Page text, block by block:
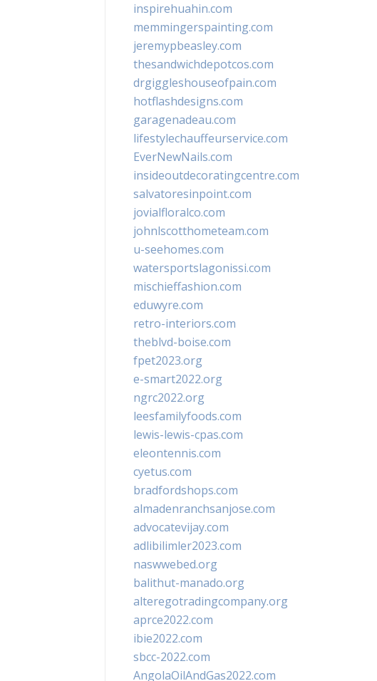
inspirehuahin.com
memmingerspainting.com
jeremypbeasley.com
thesandwichdepotcos.com
drgiggleshouseofpain.com
hotflashdesigns.com
garagenadeau.com
lifestylechauffeurservice.com
EverNewNails.com
insideoutdecoratingcentre.com
salvatoresinpoint.com
jovialfloralco.com
johnlscotthometeam.com
u-seehomes.com
watersportslagonissi.com
mischieffashion.com
eduwyre.com
retro-interiors.com
theblvd-boise.com
fpet2023.org
e-smart2022.org
ngrc2022.org
leesfamilyfoods.com
lewis-lewis-cpas.com
eleontennis.com
cyetus.com
bradfordshops.com
almadenranchsanjose.com
advocatevijay.com
adlibilimler2023.com
naswwebed.org
balithut-manado.org
alteregotradingcompany.org
aprce2022.com
ibie2022.com
sbcc-2022.com
AngolaOilAndGas2022.com